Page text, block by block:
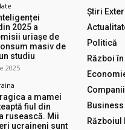
2025 a
uriașe de
masiv de
studiu
2025
a mamei
fiul din
rusească. Mii
ucraineni sunt
Știri
Politică
Război
Companii
Războiul